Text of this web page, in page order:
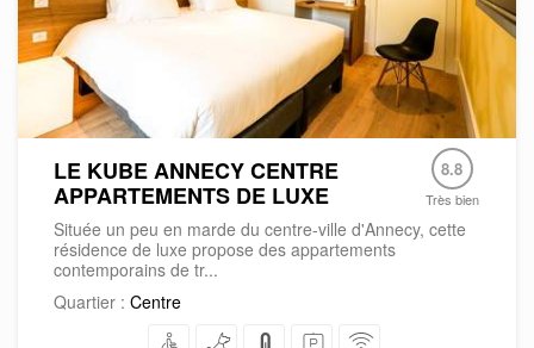
LE KUBE ANNECY CENTRE
APPARTEMENTS DE LUXE
8.8
Très bien
Située un peu en marde du centre-ville d'Annecy, cette
résidence de luxe propose des appartements
contemporains de tr...
Quartier : Centre